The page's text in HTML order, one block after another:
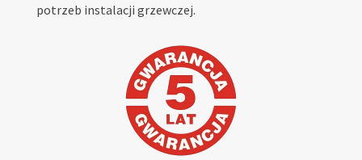
potrzeb instalacji grzewczej.